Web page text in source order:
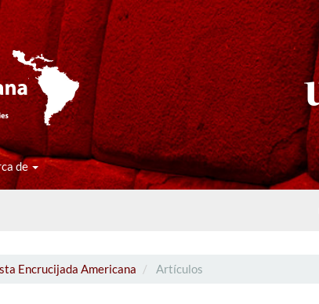
de
Encrucijada Americana Artículos